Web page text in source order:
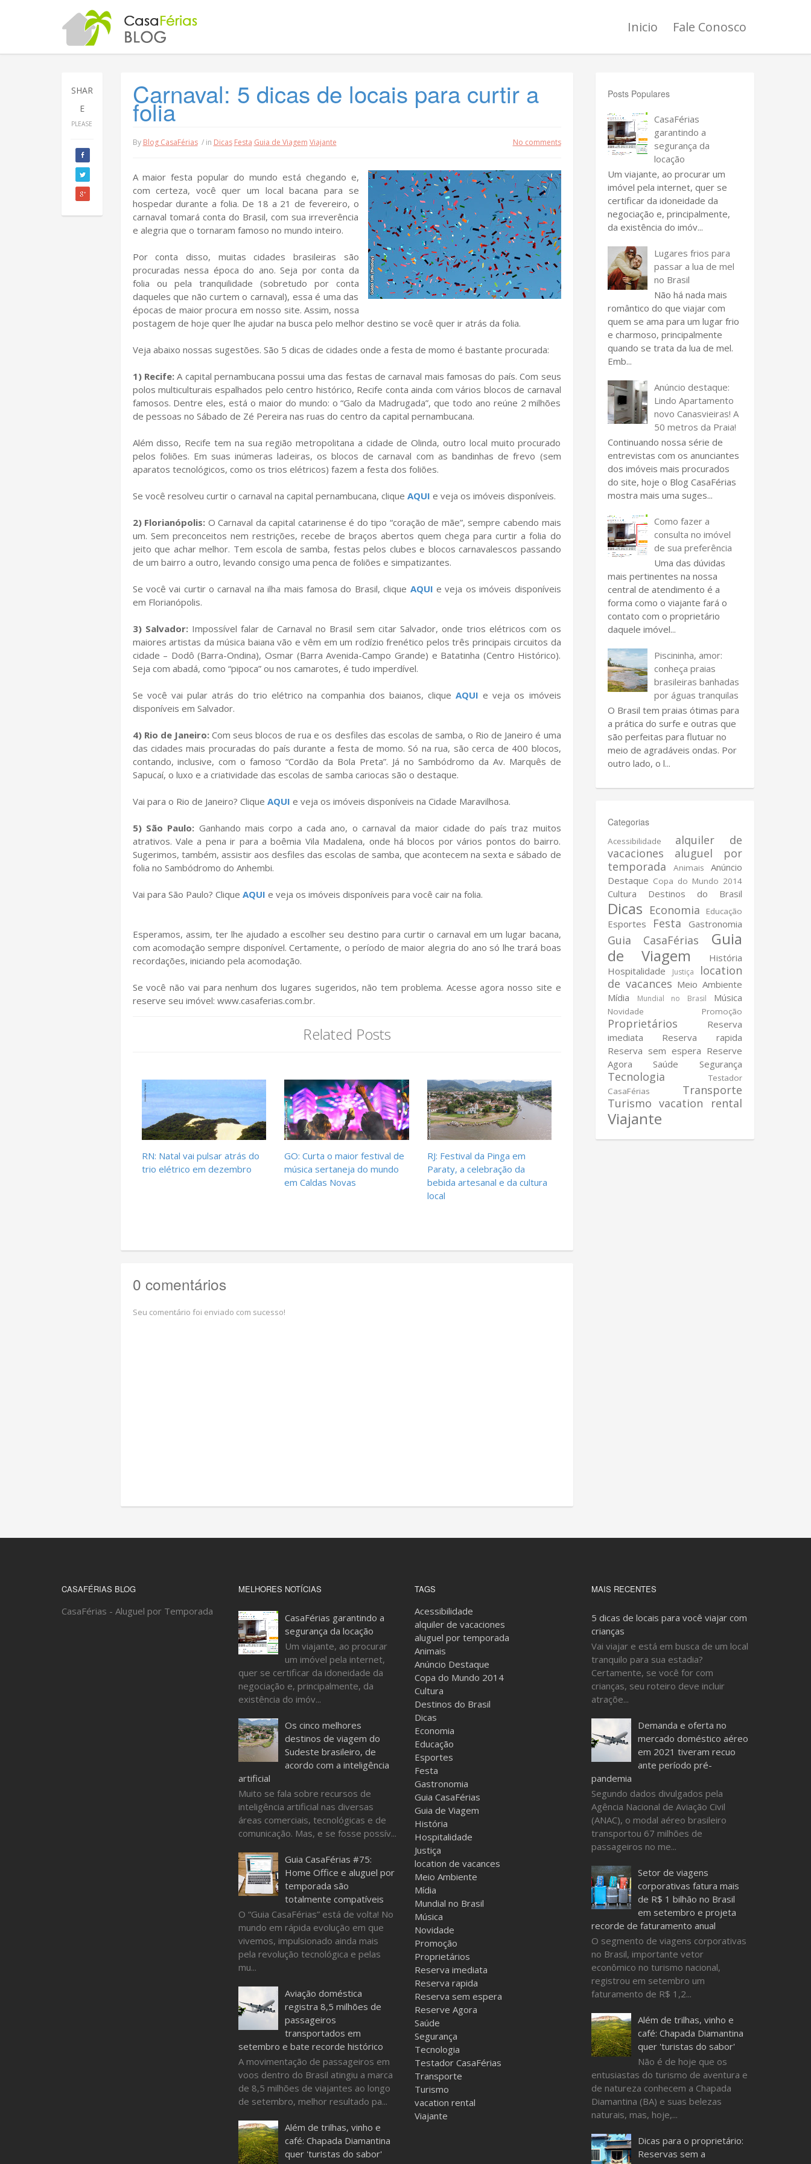
Inicio Fale Conosco
SHAR
E
PLEASE
Carnaval: 5 dicas de locais para curtir a
folia
By Blog CasaFérias / in Dicas Festa Guia de Viagem Viajante No comments
A maior festa popular do mundo está chegando e,
com certeza, você quer um local bacana para se
hospedar durante a folia. De 18 a 21 de fevereiro, o
carnaval tomará conta do Brasil, com sua irreverência
e alegria que o tornaram famoso no mundo inteiro.
Por conta disso, muitas cidades brasileiras são
procuradas nessa época do ano. Seja por conta da
folia ou pela tranquilidade (sobretudo por conta
daqueles que não curtem o carnaval), essa é uma das
épocas de maior procura em nosso site. Assim, nossa
postagem de hoje quer lhe ajudar na busca pelo melhor destino se você quer ir atrás da folia.
Veja abaixo nossas sugestões. São 5 dicas de cidades onde a festa de momo é bastante procurada:
1) Recife:A capital pernambucana possui uma das festas de carnaval mais famosas do país. Com seus
polos multiculturais espalhados pelo centro histórico, Recife conta ainda com vários blocos de carnaval
famosos. Dentre eles, está o maior do mundo: o “Galo da Madrugada”, que todo ano reúne 2 milhões
de pessoas no Sábado de Zé Pereira nas ruas do centro da capital pernambucana.
Além disso, Recife tem na sua região metropolitana a cidade de Olinda, outro local muito procurado
pelos foliões. Em suas inúmeras ladeiras, os blocos de carnaval com as bandinhas de frevo (sem
aparatos tecnológicos, como os trios elétricos) fazem a festa dos foliões.
Se você resolveu curtir o carnaval na capital pernambucana, clique AQUI e veja os imóveis disponíveis.
2) Florianópolis: O Carnaval da capital catarinense é do tipo “coração de mãe”, sempre cabendo mais
um. Sem preconceitos nem restrições, recebe de braços abertos quem chega para curtir a folia do
jeito que achar melhor. Tem escola de samba, festas pelos clubes e blocos carnavalescos passando
de um bairro a outro, levando consigo uma penca de foliões e simpatizantes.
Se você vai curtir o carnaval na ilha mais famosa do Brasil, clique AQUI e veja os imóveis disponíveis
em Florianópolis.
3) Salvador:Impossível falar de Carnaval no Brasil sem citar Salvador, onde trios elétricos com os
maiores artistas da música baiana vão e vêm em um rodízio frenético pelos três principais circuitos da
cidade – Dodô (Barra-Ondina), Osmar (Barra Avenida-Campo Grande) e Batatinha (Centro Histórico).
Seja com abadá, como “pipoca” ou nos camarotes, é tudo imperdível.
Se você vai pular atrás do trio elétrico na companhia dos baianos, cliqueAQUI e veja os imóveis
disponíveis em Salvador.
4) Rio de Janeiro:Com seus blocos de rua e os desfiles das escolas de samba, o Rio de Janeiro é uma
das cidades mais procuradas do país durante a festa de momo. Só na rua, são cerca de 400 blocos,
contando, inclusive, com o famoso “Cordão da Bola Preta”. Já no Sambódromo da Av. Marquês de
Sapucaí, o luxo e a criatividade das escolas de samba cariocas são o destaque.
Vai para o Rio de Janeiro? Clique AQUI e veja os imóveis disponíveis na Cidade Maravilhosa.
5) São Paulo: Ganhando mais corpo a cada ano, o carnaval da maior cidade do país traz muitos
atrativos. Vale a pena ir para a boêmia Vila Madalena, onde há blocos por vários pontos do bairro.
Sugerimos, também, assistir aos desfiles das escolas de samba, que acontecem na sexta e sábado de
folia no Sambódromo do Anhembi.
Vai para São Paulo? Clique AQUI e veja os imóveis disponíveis para você cair na folia.
Esperamos, assim, ter lhe ajudado a escolher seu destino para curtir o carnaval em um lugar bacana,
com acomodação sempre disponível. Certamente, o período de maior alegria do ano só lhe trará boas
recordações, iniciando pela acomodação.
Se você não vai para nenhum dos lugares sugeridos, não tem problema. Acesse agora nosso site e
reserve seu imóvel: www.casaferias.com.br.
Related Posts
RN: Natal vai pulsar atrás do
trio elétrico em dezembro
GO: Curta o maior festival de
música sertaneja do mundo
em Caldas Novas
RJ: Festival da Pinga em
Paraty, a celebração da
bebida artesanal e da cultura
local
0 comentários
Seu comentário foi enviado com sucesso!
Posts Populares
CasaFérias
garantindo a
segurança da
locação
Um viajante, ao procurar um
imóvel pela internet, quer se
certificar da idoneidade da
negociação e, principalmente,
da existência do imóv...
Lugares frios para
passar a lua de mel
no Brasil
Não há nada mais
romântico do que viajar com
quem se ama para um lugar frio
e charmoso, principalmente
quando se trata da lua de mel.
Emb...
Anúncio destaque:
Lindo Apartamento
novo Canasvieiras! A
50 metros da Praia!
Continuando nossa série de
entrevistas com os anunciantes
dos imóveis mais procurados
do site, hoje o Blog CasaFérias
mostra mais uma suges...
Como fazer a
consulta no imóvel
de sua preferência
Uma das dúvidas
mais pertinentes na nossa
central de atendimento é a
forma como o viajante fará o
contato com o proprietário
daquele imóvel...
Piscininha, amor:
conheça praias
brasileiras banhadas
por águas tranquilas
O Brasil tem praias ótimas para
a prática do surfe e outras que
são perfeitas para flutuar no
meio de agradáveis ondas. Por
outro lado, o l...
Categorias
Acessibilidade
alquiler de
vacaciones
aluguel por
temporada
Animais
Anúncio
Destaque Copa do Mundo 2014
Cultura Destinos do Brasil
Dicas Economia Educação
Esportes Festa Gastronomia
Guia CasaFérias
Guia
de Viagem
História
Hospitalidade
Justiça
location
de vacances Meio Ambiente
Mídia
Mundial no Brasil Música
Novidade Promoção
Proprietários
Reserva
imediata
Reserva rapida
Reserva sem espera Reserve
Agora
Saúde Segurança
Tecnologia
Testador
CasaFérias
Transporte
Turismo vacation rental
Viajante
CASAFÉRIAS BLOG
CasaFérias - Aluguel por Temporada
MELHORES NOTÍCIAS
CasaFérias garantindo a
segurança da locação
Um viajante, ao procurar
um imóvel pela internet,
quer se certificar da idoneidade da
negociação e, principalmente, da
existência do imóv...
Os cinco melhores
destinos de viagem do
Sudeste brasileiro, de
acordo com a inteligência
artificial
Muito se fala sobre recursos de
inteligência artificial nas diversas
áreas comerciais, tecnológicas e de
comunicação. Mas, e se fosse possív...
Guia CasaFérias #75:
Home Office e aluguel por
temporada são
totalmente compatíveis
O “Guia CasaFérias” está de volta! No
mundo em rápida evolução em que
vivemos, impulsionado ainda mais
pela revolução tecnológica e pelas
mu...
Aviação doméstica
registra 8,5 milhões de
passageiros
transportados em
setembro e bate recorde histórico
A movimentação de passageiros em
voos dentro do Brasil atingiu a marca
de 8,5 milhões de viajantes ao longo
de setembro, melhor resultado pa...
Além de trilhas, vinho e
café: Chapada Diamantina
quer 'turistas do sabor'
TAGS
Acessibilidade
alquiler de vacaciones
aluguel por temporada
Animais
Anúncio Destaque
Copa do Mundo 2014
Cultura
Destinos do Brasil
Dicas
Economia
Educação
Esportes
Festa
Gastronomia
Guia CasaFérias
Guia de Viagem
História
Hospitalidade
Justiça
location de vacances
Meio Ambiente
Mídia
Mundial no Brasil
Música
Novidade
Promoção
Proprietários
Reserva imediata
Reserva rapida
Reserva sem espera
Reserve Agora
Saúde
Segurança
Tecnologia
Testador CasaFérias
Transporte
Turismo
vacation rental
Viajante
MAIS RECENTES
5 dicas de locais para você viajar com
crianças
Vai viajar e está em busca de um local
tranquilo para sua estadia?
Certamente, se você for com
crianças, seu roteiro deve incluir
atraçõe...
Demanda e oferta no
mercado doméstico aéreo
em 2021 tiveram recuo
ante período pré-
pandemia
Segundo dados divulgados pela
Agência Nacional de Aviação Civil
(ANAC), o modal aéreo brasileiro
transportou 67 milhões de
passageiros no me...
Setor de viagens
corporativas fatura mais
de R$ 1 bilhão no Brasil
em setembro e projeta
recorde de faturamento anual
O segmento de viagens corporativas
no Brasil, importante vetor
econômico no turismo nacional,
registrou em setembro um
faturamento de R$ 1,2...
Além de trilhas, vinho e
café: Chapada Diamantina
quer 'turistas do sabor'
Não é de hoje que os
entusiastas do turismo de aventura e
de natureza conhecem a Chapada
Diamantina (BA) e suas belezas
naturais, mas, hoje,...
Dicas para o proprietário:
Reservas sem a